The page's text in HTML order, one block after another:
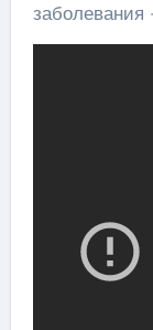
заболевания